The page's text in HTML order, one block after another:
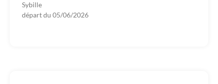
Sybille
départ du 05/06/2026